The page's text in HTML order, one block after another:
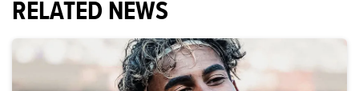
RELATED NEWS